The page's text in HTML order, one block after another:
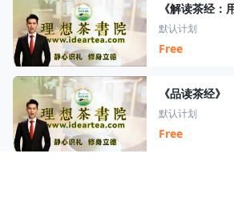
默认计划
Free
《品读茶经》
默认计划
Free